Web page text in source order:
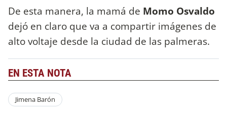
De esta manera, la mamá de Momo Osvaldo
dejó en claro que va a compartir imágenes de
alto voltaje desde la ciudad de las palmeras.
EN ESTA NOTA
Jimena Barón